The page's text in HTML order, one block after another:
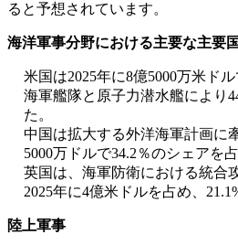
ると予想されています。
海洋軍事分野における主要な主要
米国は2025年に8億5000万米ド
海軍艦隊と原子力潜水艦により
た。
中国は拡大する外洋海軍計画に
5000万ドルで34.2％のシェアを占
英国は、海軍防衛における統合
2025年に4億米ドルを占め、
陸上軍事